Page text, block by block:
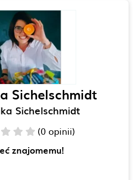
Sichelschmidt
Sichelschmidt
(0 opinii)
znajomemu!